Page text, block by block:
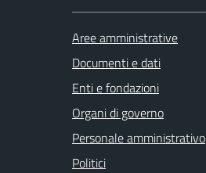
Aree amministrative
Documenti e dati
Enti e fondazioni
Organi di governo
Personale amministrativo
Politici